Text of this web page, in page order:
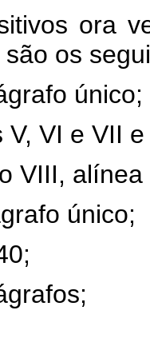
ora
os
único;
V, VI e VII
VIII, alínea
único;